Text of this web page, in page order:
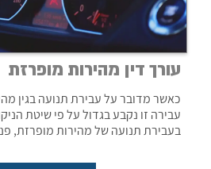
עורך דין מהירות מופרזת
כאשר מדובר על עבירת תנועה בגין
עבירה זו נקבע בגדול על פי שיטת
בעבירת תנועה של מהירות מופרזת,